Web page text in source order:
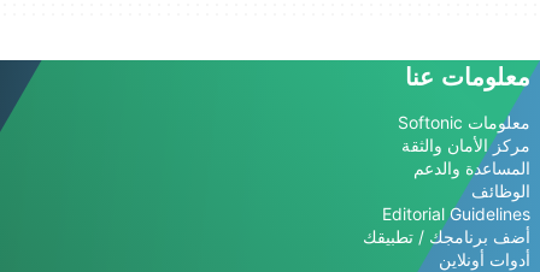
معلومات عنا
معلومات Softonic
مركز الأمان والثقة
المساعدة والدعم
الوظائف
Editorial Guidelines
أضف برنامجك / تطبيقك
أدوات أونلاين